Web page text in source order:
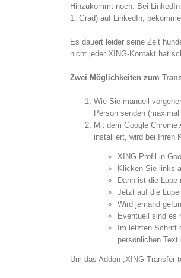
Hinzukommt noch: Bei
1. Grad) auf LinkedIn,
Es dauert leider seine Zeit
nicht jeder XING-Kontakt hat
Zwei Möglichkeiten zum
Wie Sie manuell
Person senden
Mit dem Google
installiert, wird bei Ihren
XING-Profil in
Klicken Sie links
Dann ist die Lupe
Jetzt auf die
Wird jemand
Eventuell sind es
Im letzten Schritt
persönlichen Text
Um das Addon „XING